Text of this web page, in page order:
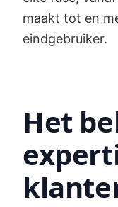
maakt tot en
eindgebruiker.
Het